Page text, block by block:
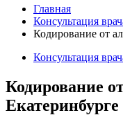
Главная
Консультация
Кодирование от
Консультация
Кодирование
Екатеринбурге